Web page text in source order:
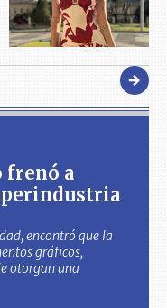
frenó a
encontró que la
gráficos,
otorgan una